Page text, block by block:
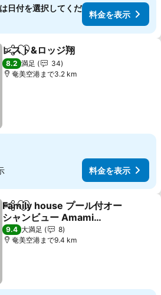
日付を選択してくだ
料金を表示
シェアお気に入りに追加
レスト&ロッジ翔
8.2 満足
34
奄美空港まで3.2 km
料金を表示
シェアお気に入りに追加
Family house プール付オー
シャンビュー Amami
"Birdland Nature Resort"
9.4 大満足
8
奄美空港まで9.4 km